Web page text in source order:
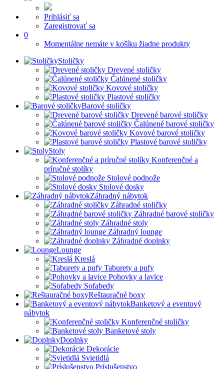
Prihlásiť sa
Zaregistrovať sa
0
Momentálne nemáte v košíku žiadne produkty
Stoličky
Drevené stoličky
Čalúnené stoličky
Kovové stoličky
Plastové stoličky
Barové stoličky
Drevené barové stoličky
Čalúnené barové stoličky
Kovové barové stoličky
Plastové barové stoličky
Stoly
Konferenčné a
príručné stolíky
Stolové podnože
Stolové dosky
Záhradný nábytok
Záhradné stoličky
Záhradné barové stoličky
Záhradné stoly
Záhradný lounge
Záhradné doplnky
Lounge
Kreslá
Taburety a pufy
Pohovky a lavice
Sofabedy
Reštauračné boxy
Banketový a eventový
nábytok
Konferenčné stoličky
Banketové stoly
Doplnky
Dekorácie
Svietidlá
Príslušenstvo